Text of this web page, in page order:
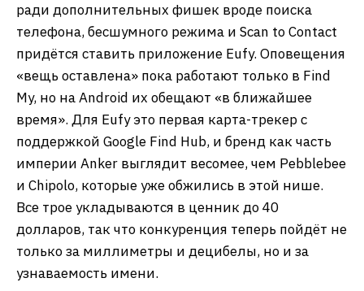
ради дополнительных фишек вроде поиска
телефона, бесшумного режима и Scan to Contact
придётся ставить приложение Eufy. Оповещения
«вещь оставлена» пока работают только в Find
My, но на Android их обещают «в ближайшее
время». Для Eufy это первая карта-трекер с
поддержкой Google Find Hub, и бренд как часть
империи Anker выглядит весомее, чем Pebblebee
и Chipolo, которые уже обжились в этой нише.
Все трое укладываются в ценник до 40
долларов, так что конкуренция теперь пойдёт не
только за миллиметры и децибелы, но и за
узнаваемость имени.